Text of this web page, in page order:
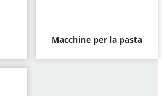
Macchine per la pasta